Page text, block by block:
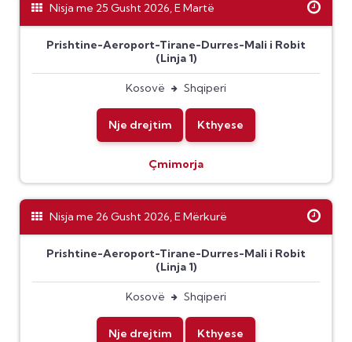
Nisja me 25 Gusht 2026, E Martë
Prishtine-Aeroport-Tirane-Durres-Mali i Robit
(Linja 1)
Kosovë Shqiperi
Nje drejtim Kthyese
Çmimorja
Nisja me 26 Gusht 2026, E Mërkurë
Prishtine-Aeroport-Tirane-Durres-Mali i Robit
(Linja 1)
Kosovë Shqiperi
Nje drejtim Kthyese